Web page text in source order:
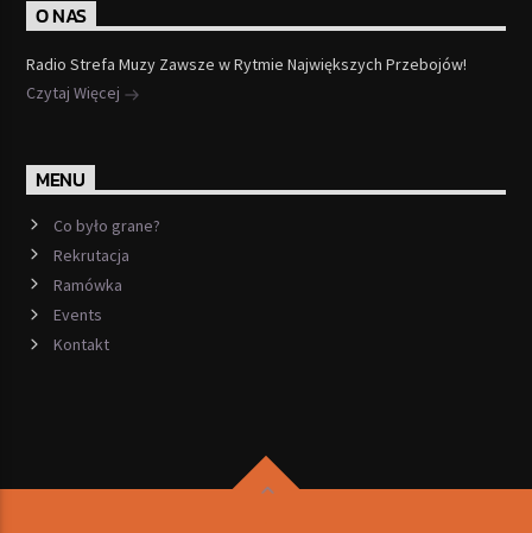
O NAS
Radio Strefa Muzy Zawsze w Rytmie Największych Przebojów!
Czytaj Więcej
MENU
Co było grane?
Rekrutacja
Ramówka
Events
Kontakt